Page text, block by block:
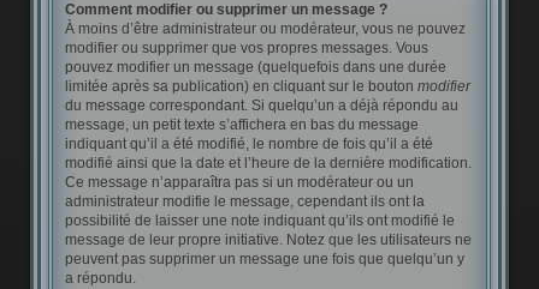
Comment modifier ou supprimer un message ?
À moins d’être administrateur ou modérateur, vous ne pouvez
modifier ou supprimer que vos propres messages. Vous
pouvez modifier un message (quelquefois dans une durée
limitée après sa publication) en cliquant sur le bouton modifier
du message correspondant. Si quelqu’un a déjà répondu au
message, un petit texte s’affichera en bas du message
indiquant qu’il a été modifié, le nombre de fois qu’il a été
modifié ainsi que la date et l’heure de la dernière modification.
Ce message n’apparaîtra pas si un modérateur ou un
administrateur modifie le message, cependant ils ont la
possibilité de laisser une note indiquant qu’ils ont modifié le
message de leur propre initiative. Notez que les utilisateurs ne
peuvent pas supprimer un message une fois que quelqu’un y
a répondu.